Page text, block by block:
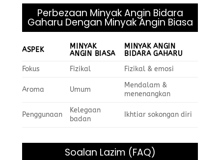
Perbezaan Minyak Angin Bidara
Gaharu Dengan Minyak Angin Biasa
ASPEK
MINYAK
ANGIN BIASA
MINYAK ANGIN
BIDARA GAHARU
Fokus
Fizikal Fizikal & emosi
Aroma Umum
Mendalam &
menenangkan
Penggunaan
Kelegaan
badan
Ikhtiar sokongan diri
Soalan Lazim (FAQ)